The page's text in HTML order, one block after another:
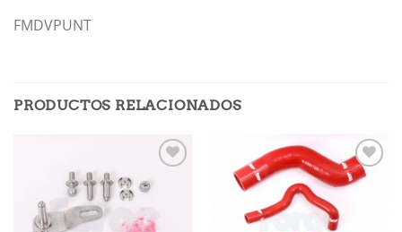
FMDVPUNT
PRODUCTOS RELACIONADOS
Añadir
deseos
Añadir